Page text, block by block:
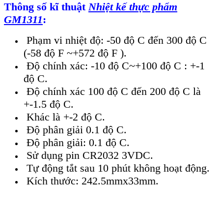
Thông số kĩ thuậtNhiệt kế thực phẩm
GM1311:
Phạm vi nhiệt độ: -50 độ C đến 300 độ C
(-58 độ F ~+572 độ F ).
Độ chính xác: -10 độ C~+100 độ C : +-1
độ C.
Độ chính xác 100 độ C đến 200 độ C là
+-1.5 độ C.
Khác là +-2 độ C.
Độ phân giải 0.1 độ C.
Độ phân giải: 0.1 độ C.
Sử dụng pin CR2032 3VDC.
Tự động tắt sau 10 phút không hoạt động.
Kích thước: 242.5mmx33mm.